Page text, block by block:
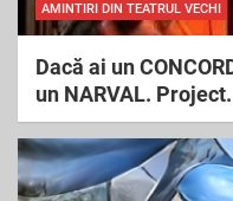
AMINTIRI DIN TEATRUL VECHI
Dacă ai un
un NARVAL. Project.